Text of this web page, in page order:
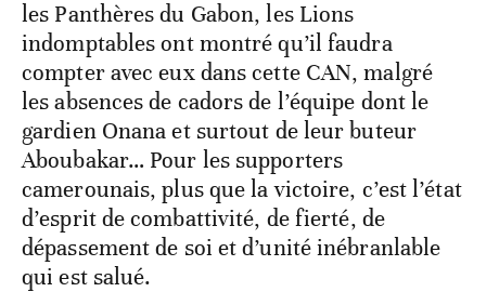
les Panthères du Gabon, les Lions
indomptables ont montré qu’il faudra
compter avec eux dans cette CAN, malgré
les absences de cadors de l’équipe dont le
gardien Onana et surtout de leur buteur
Aboubakar… Pour les supporters
camerounais, plus que la victoire, c’est l’état
d’esprit de combattivité, de fierté, de
dépassement de soi et d’unité inébranlable
qui est salué.